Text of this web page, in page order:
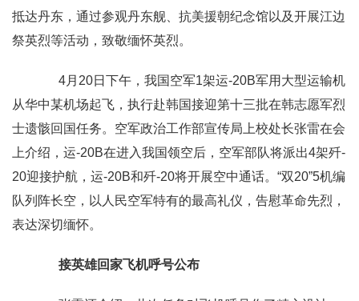
抵达丹东，通过参观丹东舰、抗美援朝纪念馆以及开展江边
祭英烈等活动，致敬缅怀英烈。
4月20日下午，我国空军1架运-20B军用大型运输机
从华中某机场起飞，执行赴韩国接迎第十三批在韩志愿军烈
士遗骸回国任务。空军政治工作部宣传局上校处长张雷在会
上介绍，运-20B在进入我国领空后，空军部队将派出4架歼-
20迎接护航，运-20B和歼-20将开展空中通话。“双20”5机编
队列阵长空，以人民空军特有的最高礼仪，告慰革命先烈，
表达深切缅怀。
接英雄回家飞机呼号公布